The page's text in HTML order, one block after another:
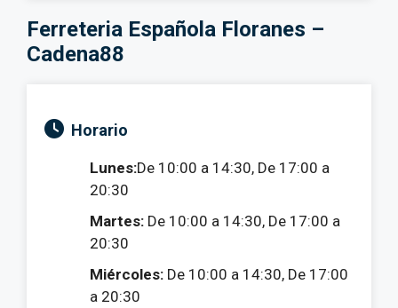
Ferreteria Española Floranes –
Cadena88
Horario
Lunes:De 10:00 a 14:30, De 17:00 a
20:30
Martes: De 10:00 a 14:30, De 17:00 a
20:30
Miércoles: De 10:00 a 14:30, De 17:00
a 20:30